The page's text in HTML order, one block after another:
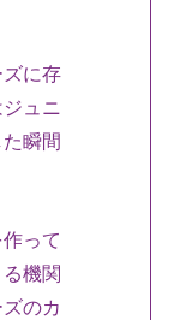
に存
ュニ
瞬間
って
機関
のカ